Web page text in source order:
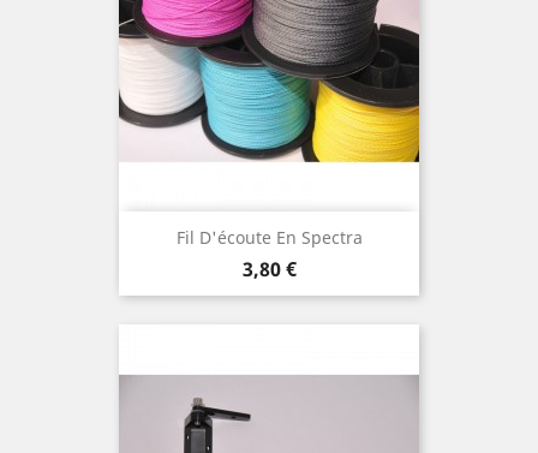
Fil D'écoute En Spectra
Prix
3,80 €